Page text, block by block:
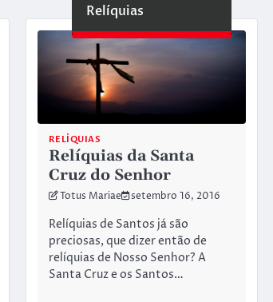
Relíquias
RELÍQUIAS
Relíquias da Santa
Cruz do Senhor
Totus Mariae setembro 16, 2016
Relíquias de Santos já são
preciosas, que dizer então de
relíquias de Nosso Senhor? A
Santa Cruz e os Santos…